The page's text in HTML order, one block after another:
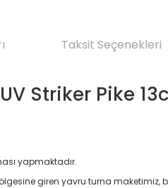
Taksit Seçenekleri
Striker Pike
yapmaktadır.
giren yavru turna